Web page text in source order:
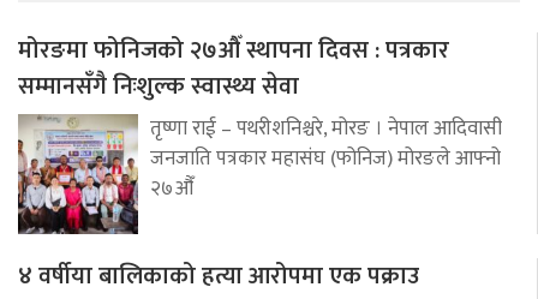
मोरङमा फोनिजको २७औँ स्थापना दिवस : पत्रकार
सम्मानसँगै निःशुल्क स्वास्थ्य सेवा
तृष्णा राई – पथरीशनिश्चरे, मोरङ । नेपाल आदिवासी
जनजाति पत्रकार महासंघ (फोनिज) मोरङले आफ्नो
२७औँ
४ वर्षीया बालिकाको हत्या आरोपमा एक पक्राउ